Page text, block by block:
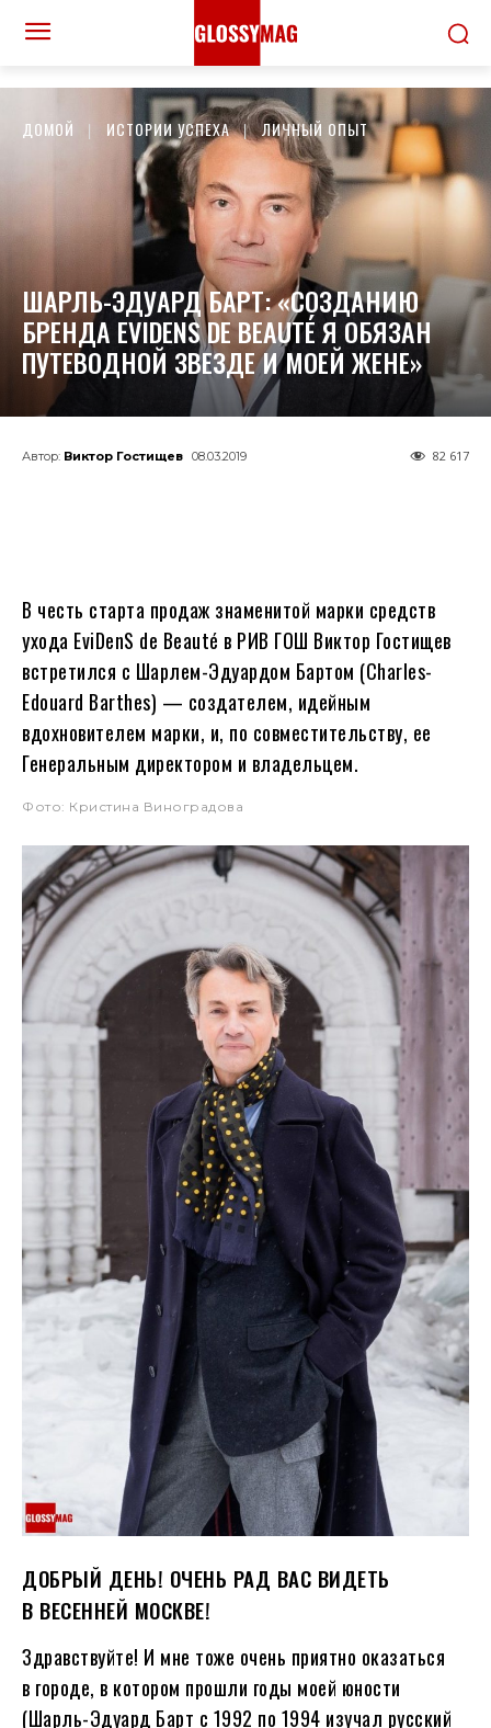
ДОМОЙ ИСТОРИИ УСПЕХА ЛИЧНЫЙ ОПЫТ
ШАРЛЬ-ЭДУАРД БАРТ: «СОЗДАНИЮ
БРЕНДА EVIDENS DE BEAUTÉ Я ОБЯЗАН
ПУТЕВОДНОЙ ЗВЕЗДЕ И МОЕЙ ЖЕНЕ»
Автор: Виктор Гостищев 08.03.2019 82 617
В честь старта продаж знаменитой марки средств
ухода EviDenS de Beauté в РИВ ГОШ Виктор Гостищев
встретился с Шарлем-Эдуардом Бартом (Charles-
Edouard Barthes) — создателем, идейным
вдохновителем марки, и, по совместительству, ее
Генеральным директором и владельцем.
Фото: Кристина Виноградова
ДОБРЫЙ ДЕНЬ! ОЧЕНЬ РАД ВАС ВИДЕТЬ
В ВЕСЕННЕЙ МОСКВЕ!
Здравствуйте! И мне тоже очень приятно оказаться
в городе, в котором прошли годы моей юности
(Шарль-Эдуард Барт с 1992 по 1994 изучал русский